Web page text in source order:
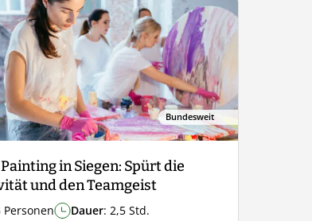
Bundesweit
in Siegen: Spürt die
und den Teamgeist
Personen Dauer: 2,5 Std.